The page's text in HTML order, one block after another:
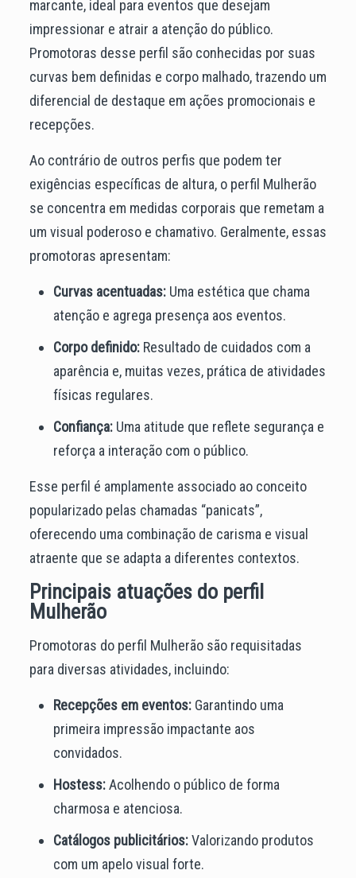
marcante, ideal para eventos que desejam
impressionar e atrair a atenção do público.
Promotoras desse perfil são conhecidas por suas
curvas bem definidas e corpo malhado, trazendo um
diferencial de destaque em ações promocionais e
recepções.
Ao contrário de outros perfis que podem ter
exigências específicas de altura, o perfil Mulherão
se concentra em medidas corporais que remetam a
um visual poderoso e chamativo. Geralmente, essas
promotoras apresentam:
Curvas acentuadas:Uma estética que chama
atenção e agrega presença aos eventos.
Corpo definido:Resultado de cuidados com a
aparência e, muitas vezes, prática de atividades
físicas regulares.
Confiança:Uma atitude que reflete segurança e
reforça a interação com o público.
Esse perfil é amplamente associado ao conceito
popularizado pelas chamadas “panicats”,
oferecendo uma combinação de carisma e visual
atraente que se adapta a diferentes contextos.
Principais atuações do perfil
Mulherão
Promotoras do perfil Mulherão são requisitadas
para diversas atividades, incluindo:
Recepções em eventos:Garantindo uma
primeira impressão impactante aos
convidados.
Hostess:Acolhendo o público de forma
charmosa e atenciosa.
Catálogos publicitários:Valorizando produtos
com um apelo visual forte.